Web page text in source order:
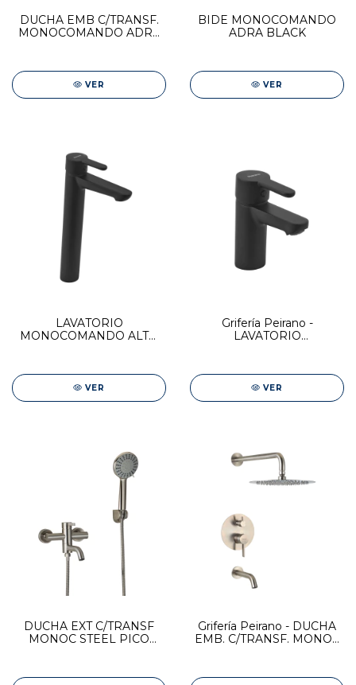
DUCHA EMB C/TRANSF.
MONOCOMANDO ADRA
VER
BIDE MONOCOMANDO
ADRA BLACK
VER
LAVATORIO
MONOCOMANDO ALTO
VER
Grifería Peirano -
LAVATORIO
VER
DUCHA EXT C/TRANSF
MONOC STEEL PICO
Grifería Peirano - DUCHA
EMB. C/TRANSF. MONOC